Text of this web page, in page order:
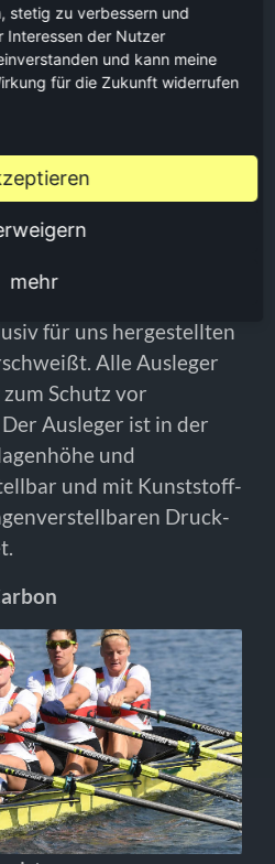
für uns hergestellten
Alle Ausleger
Schutz vor
Ausleger ist in der
und
und mit Kunststoff-
Druck-
stetig zu verbessern und
Interessen der Nutzer
und kann meine
für die Zukunft widerrufen
mehr